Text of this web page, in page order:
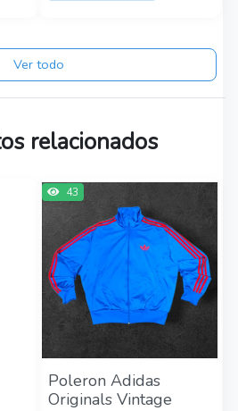
Ver todo
relacionados
43
Poleron Adidas
Originals Vintage